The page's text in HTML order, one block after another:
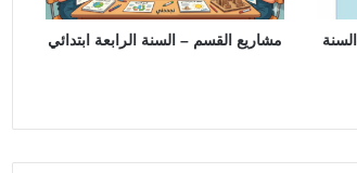
مشاريع القسم – السنة الرابعة ابتدائي